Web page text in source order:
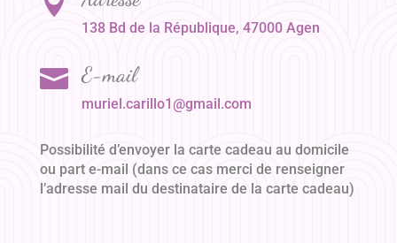
138 Bd de la République, 47000 Agen
 E-mail
muriel.carillo1@gmail.com
Possibilité d’envoyer la carte cadeau au domicile
ou part e-mail (dans ce cas merci de renseigner
l’adresse mail du destinataire de la carte cadeau)